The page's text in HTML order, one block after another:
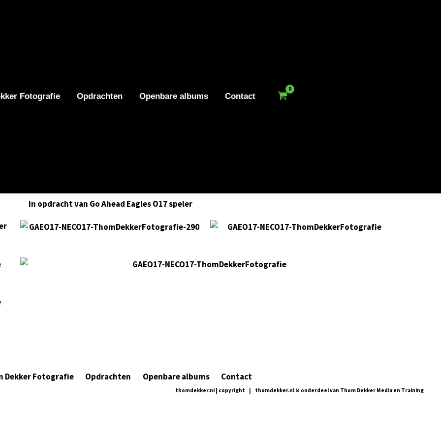
Fotografie Opdrachten Openbare albums Contact
In opdracht van Go Ahead Eagles O17 speler
Dekker Fotografie Opdrachten Openbare albums Contact
thomdekker.nl | copyright | thomdekker.nl is onderdeel van Thom Dekker Media en Training